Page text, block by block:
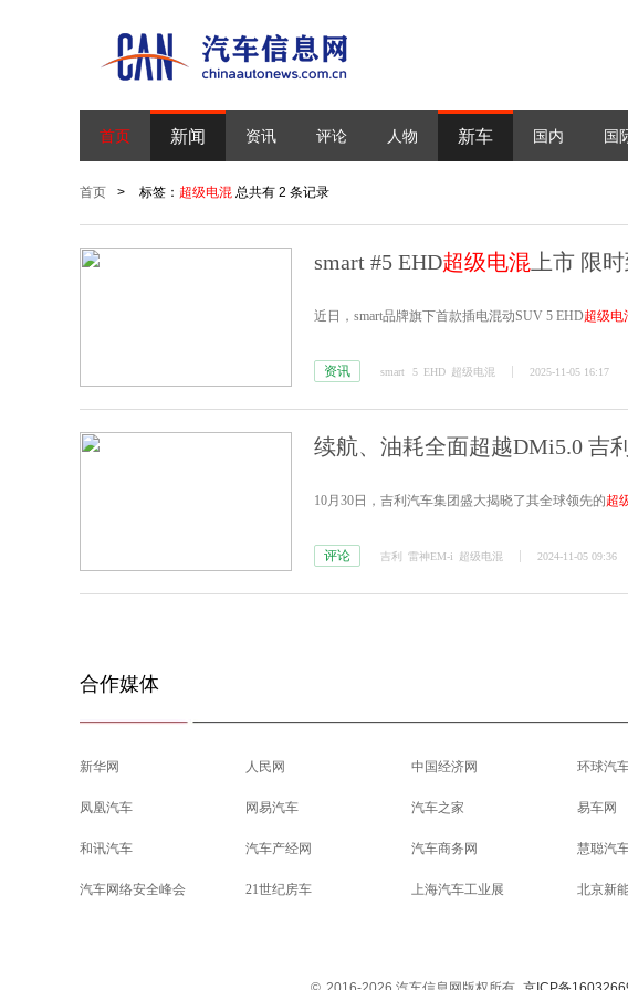
首页 新闻 资讯 评论 人物 新车 国内 国
首页 > 标签： 超级电混 总共有 2 条记录
smart #5 EHD超级电混 上市 限
近日，smart品牌旗下首款插电混动SUV 5 EHD超级电
资讯 smart 5 EHD 超级电混 2025-11-05 16:17
续航、油耗全面超越DMi5.0 吉
10月30日，吉利汽车集团盛大揭晓了其全球领先的超
评论 吉利 雷神EM-i 超级电混 2024-11-05 09:36
合作媒体
新华网 人民网 中国经济网 环球汽
凤凰汽车 网易汽车 汽车之家 易车网
和讯汽车 汽车产经网 汽车商务网 慧聪汽
汽车网络安全峰会 21世纪房车 上海汽车工业展 北京新